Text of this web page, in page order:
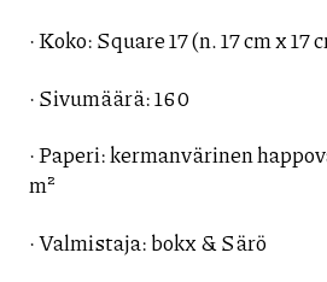
· Koko: Square 17 (n. 17 cm x 17
· Sivumäärä: 160
· Paperi: kermanvärinen
m²
· Valmistaja: bokx & Särö